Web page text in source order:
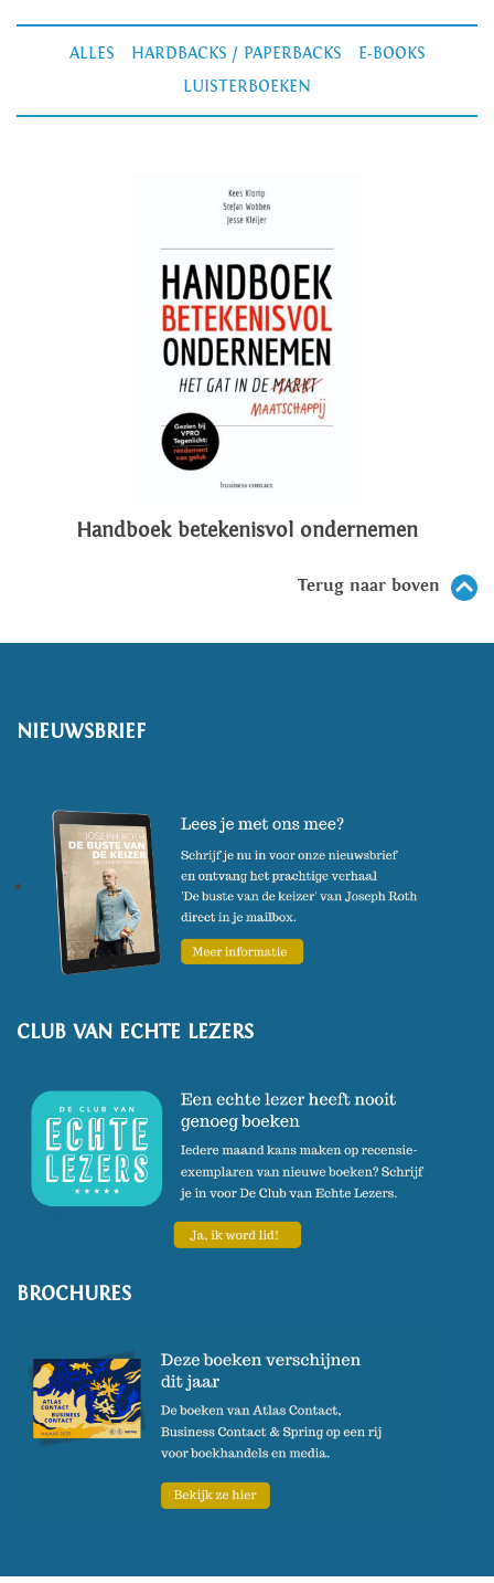
ALLES HARDBACKS / PAPERBACKS
E-BOOKS
LUISTERBOEKEN
Handboek betekenisvol ondernemen
Terug naar boven
NIEUWSBRIEF
CLUB VAN ECHTE LEZERS
BROCHURES